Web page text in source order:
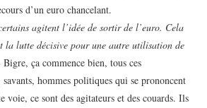
d’un euro chancelant.
agitent l’idée de sortir de l’euro. Cela
la lutte décisive pour une autre utilisation de
Bigre, ça commence bien, tous ces
hommes politiques qui se prononcent
voie, ce sont des agitateurs et des couards. Ils